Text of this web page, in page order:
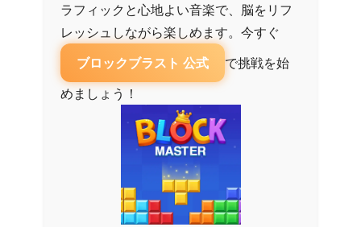
ラフィックと心地よい音楽で、脳をリフ
レッシュしながら楽しめます。今すぐ
ブロックブラスト 公式
で挑戦を始
めましょう！